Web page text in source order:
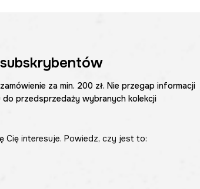
za min. 200 zł. Nie przegap informacji
przedsprzedaży wybranych kolekcji
Cię interesuje. Powiedz, czy jest to: